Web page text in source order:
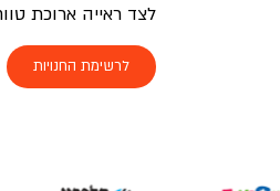
לצד ראייה ארוכת
לרשימת החנויות